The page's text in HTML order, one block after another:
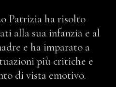
Patrizia ha risolto
alla sua infanzia e al
e ha imparato a
più critiche e
di vista emotivo.